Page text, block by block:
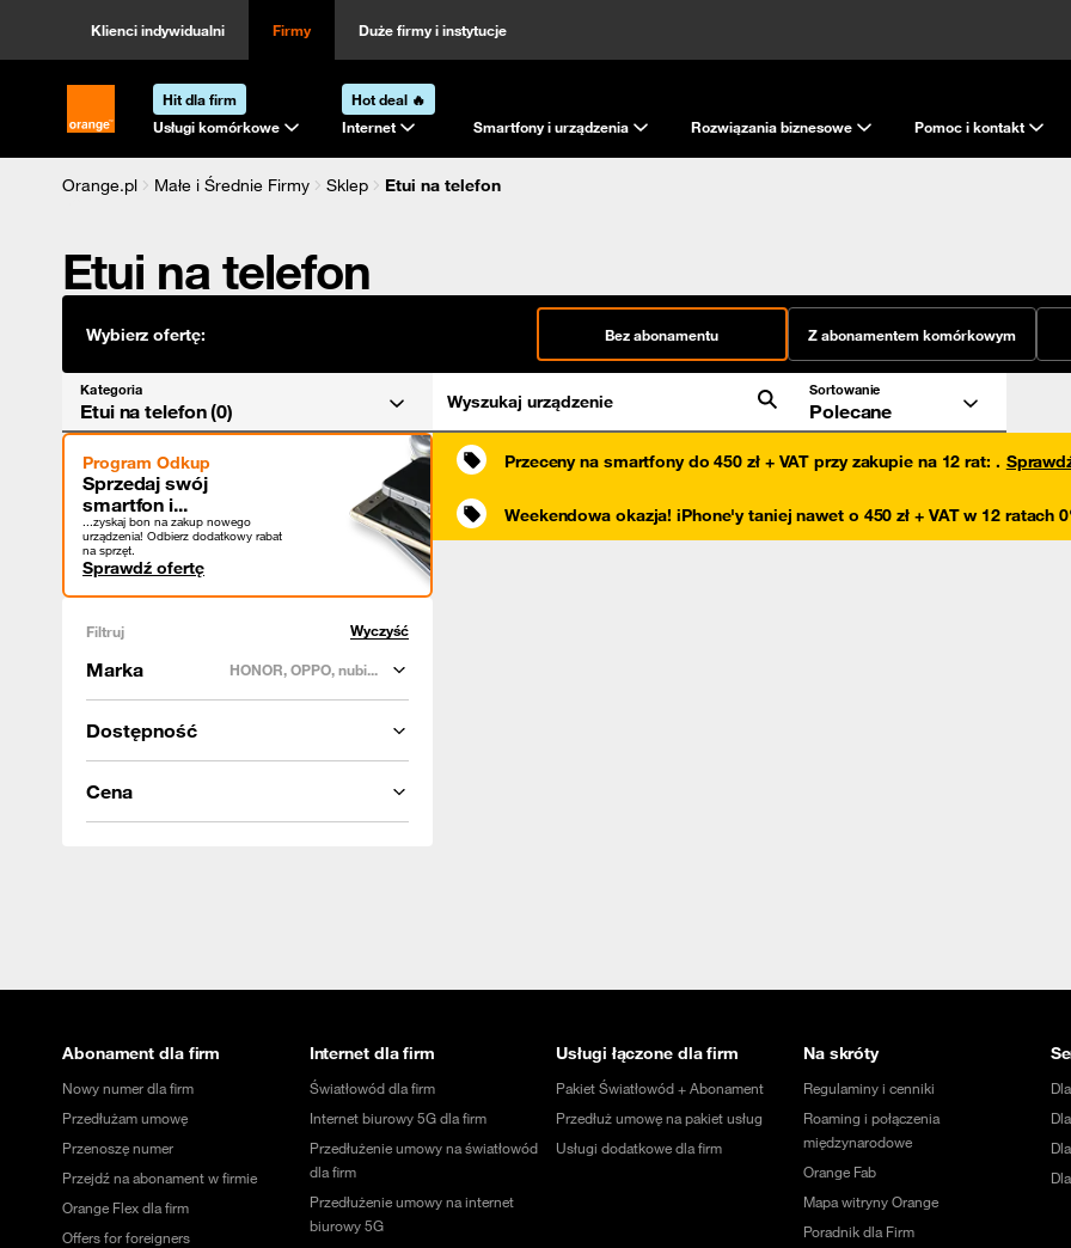
Klienci indywidualni Firmy Duże firmy i instytucje
Strona główna Orange.pl
Hit dla firm
Usługi komórkowe
Hot deal 🔥
Internet
Smartfony i urządzenia Rozwiązania biznesowe Pomoc i kontakt
Orange.pl Małe i Średnie Firmy Sklep
Etui na telefon
Etui na telefon
Wybierz ofertę: Bez abonamentu Z abonamentem komórkowym
Kategoria
Etui na telefon (0) Wyszukaj urządzenie
Sortowanie
Polecane
Program Odkup
Sprzedaj swój
smartfon i...
...zyskaj bon na zakup nowego
urządzenia! Odbierz dodatkowy rabat
na sprzęt.
Sprawdź ofertę
Filtruj Wyczyść
Marka HONOR, OPPO, nubi...
Dostępność
Cena
Przeceny na smartfony do 450 zł + VAT przy zakupie na 12 rat: .
Weekendowa okazja! iPhone'y taniej nawet o 450 zł + VAT w 12 ratach
Abonament dla firm
Nowy numer dla firm
Przedłużam umowę
Przenoszę numer
Przejdź na abonament w firmie
Orange Flex dla firm
Offers for foreigners
Internet dla firm
Światłowód dla firm
Internet biurowy 5G dla firm
Przedłużenie umowy na światłowód
dla firm
Przedłużenie umowy na internet
biurowy 5G
Usługi łączone dla firm
Pakiet Światłowód + Abonament
Przedłuż umowę na pakiet usług
Usługi dodatkowe dla firm
Na skróty
Regulaminy i cenniki
Roaming i połączenia
międzynarodowe
Orange Fab
Mapa witryny Orange
Poradnik dla Firm